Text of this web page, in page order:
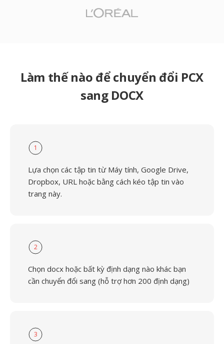
Làm thế nào để chuyển đổi PCX
sang DOCX
1
Lựa chọn các tập tin từ Máy tính, Google Drive,
Dropbox, URL hoặc bằng cách kéo tập tin vào
trang này.
2
Chọn docx hoặc bất kỳ định dạng nào khác bạn
cần chuyển đổi sang (hỗ trợ hơn 200 định dạng)
3